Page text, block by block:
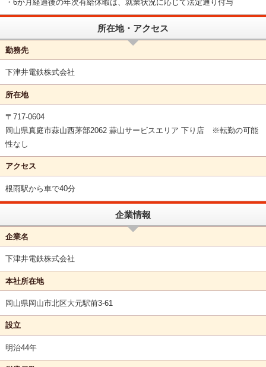
・6か月経過後の年次有給休暇は、就業状況に応じて法定通り付与
所在地・アクセス
勤務先
下津井電鉄株式会社
所在地
〒717-0604
岡山県真庭市蒜山西茅部2062 蒜山サービスエリア 下り店 ※転勤の可能
性なし
アクセス
根雨駅から車で40分
企業情報
企業名
下津井電鉄株式会社
本社所在地
岡山県岡山市北区大元駅前3-61
設立
明治44年